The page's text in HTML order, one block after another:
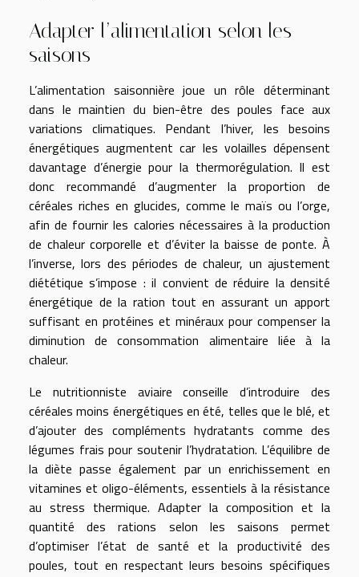
Adapter l’alimentation selon les
saisons
L’alimentation saisonnière joue un rôle déterminant
dans le maintien du bien-être des poules face aux
variations climatiques. Pendant l’hiver, les besoins
énergétiques augmentent car les volailles dépensent
davantage d’énergie pour la thermorégulation. Il est
donc recommandé d’augmenter la proportion de
céréales riches en glucides, comme le maïs ou l’orge,
afin de fournir les calories nécessaires à la production
de chaleur corporelle et d’éviter la baisse de ponte. À
l’inverse, lors des périodes de chaleur, un ajustement
diététique s’impose : il convient de réduire la densité
énergétique de la ration tout en assurant un apport
suffisant en protéines et minéraux pour compenser la
diminution de consommation alimentaire liée à la
chaleur.
Le nutritionniste aviaire conseille d’introduire des
céréales moins énergétiques en été, telles que le blé, et
d’ajouter des compléments hydratants comme des
légumes frais pour soutenir l’hydratation. L’équilibre de
la diète passe également par un enrichissement en
vitamines et oligo-éléments, essentiels à la résistance
au stress thermique. Adapter la composition et la
quantité des rations selon les saisons permet
d’optimiser l’état de santé et la productivité des
poules, tout en respectant leurs besoins spécifiques